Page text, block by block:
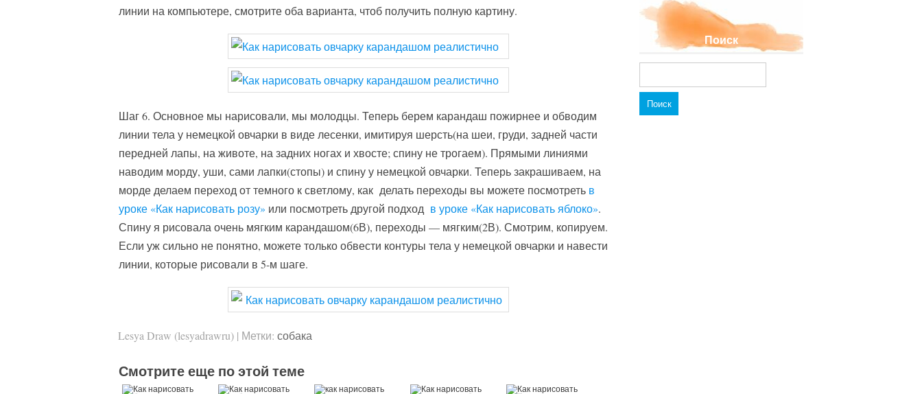
линии на компьютере, смотрите оба варианта, чтоб получить полную картину.
Шаг 6. Основное мы нарисовали, мы молодцы. Теперь берем карандаш пожирнее и обводим
линии тела у немецкой овчарки в виде лесенки, имитируя шерсть(на шеи, груди, задней части
передней лапы, на животе, на задних ногах и хвосте; спину не трогаем). Прямыми линиями
наводим морду, уши, сами лапки(стопы) и спину у немецкой овчарки. Теперь закрашиваем, на
морде делаем переход от темного к светлому, как делать переходы вы можете посмотреть в
уроке «Как нарисовать розу» или посмотреть другой подход в уроке «Как нарисовать яблоко».
Спину я рисовала очень мягким карандашом(6В), переходы — мягким(2В). Смотрим, копируем.
Если уж сильно не понятно, можете только обвести контуры тела у немецкой овчарки и навести
линии, которые рисовали в 5-м шаге.
Lesya Draw (lesyadrawru) | Метки:собака
Смотрите еще по этой теме
Поиск